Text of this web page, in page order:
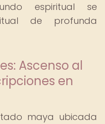
espiritual se
de profunda
Ascenso al
en
maya ubicada